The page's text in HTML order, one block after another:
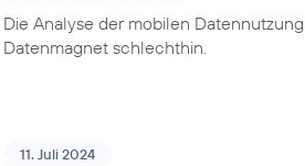
Die Analyse der mobilen
Datenmagnet schlechthin.
11. Juli 2024